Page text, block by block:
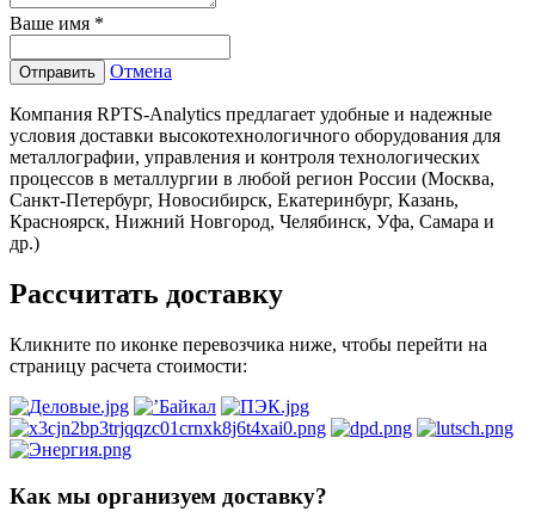
Ваше имя *
Отправить Отмена
Компания RPTS-Analytics предлагает удобные и надежные
условия доставки высокотехнологичного оборудования для
металлографии, управления и контроля технологических
процессов в металлургии в любой регион России (Москва,
Санкт-Петербург, Новосибирск, Екатеринбург, Казань,
Красноярск, Нижний Новгород, Челябинск, Уфа, Самара и
др.)
Рассчитать доставку
Кликните по иконке перевозчика ниже, чтобы перейти на
страницу расчета стоимости:
Как мы организуем доставку?